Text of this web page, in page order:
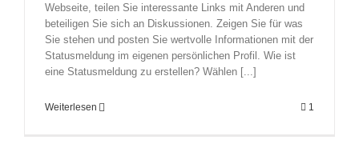
Webseite, teilen Sie interessante Links mit Anderen und
beteiligen Sie sich an Diskussionen. Zeigen Sie für was
Sie stehen und posten Sie wertvolle Informationen mit der
Statusmeldung im eigenen persönlichen Profil. Wie ist
eine Statusmeldung zu erstellen? Wählen [...]
Weiterlesen 1